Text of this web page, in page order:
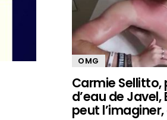
OMG
Carmie Sellitto,
d’eau de
peut